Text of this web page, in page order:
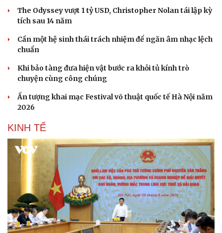
The Odyssey vượt 1 tỷ USD, Christopher Nolan tái lập kỳ
tích sau 14 năm
Cần một hệ sinh thái trách nhiệm để ngăn âm nhạc lệch
chuẩn
Khi bảo tàng đưa hiện vật bước ra khỏi tủ kính trò
chuyện cùng công chúng
Ấn tượng khai mạc Festival võ thuật quốc tế Hà Nội năm
2026
KINH TẾ